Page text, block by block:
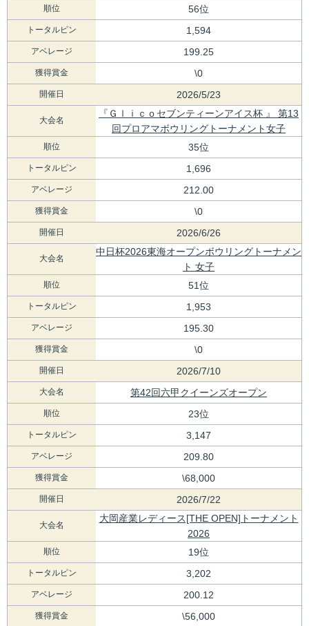
順位 56位
トータルピン 1,594
アベレージ 199.25
獲得賞金 \0
開催日 2026/5/23
大会名
『Ｇｌｉｃｏセブンティーンアイス杯 』 第13
回プロアマボウリングトーナメント女子
順位 35位
トータルピン 1,696
アベレージ 212.00
獲得賞金 \0
開催日 2026/6/26
大会名
中日杯2026東海オープンボウリングトーナメン
ト 女子
順位 51位
トータルピン 1,953
アベレージ 195.30
獲得賞金 \0
開催日 2026/7/10
大会名 第42回六甲クイーンズオープン
順位 23位
トータルピン 3,147
アベレージ 209.80
獲得賞金 \68,000
開催日 2026/7/22
大会名
大岡産業レディース[THE OPEN]トーナメント
2026
順位 19位
トータルピン 3,202
アベレージ 200.12
獲得賞金 \56,000